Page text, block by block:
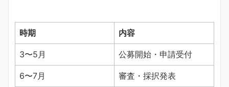
時期 内容
3〜5月 公募開始・申請受付
6〜7月 審査・採択発表